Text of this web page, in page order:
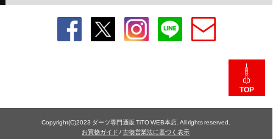
TOP
Copyright(C)2023 ダーツ専門通販 TiTO WEB本店. All rights reserved.
お買物ガイド /古物営業法に基づく表示